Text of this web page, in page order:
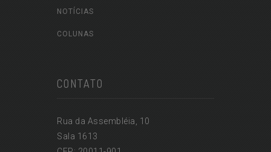
NOTÍCIAS
COLUNAS
CONTATO
Rua da Assembléia, 10
Sala 1613